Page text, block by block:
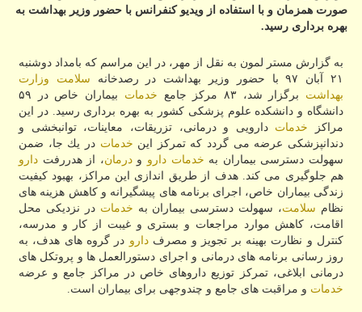
صورت همزمان و با استفاده از ویدیو كنفرانس با حضور وزیر بهداشت به
بهره برداری رسید.
به گزارش مستر لمون به نقل از مهر، در این مراسم كه بامداد دوشنبه
۲۱ آبان ۹۷ با حضور وزیر بهداشت در رصدخانه
سلامت
وزارت
بهداشت برگزار شد، ۸۳ مركز جامع خدمات
بیماران خاص در ۵۹
دانشگاه و دانشكده علوم پزشكی كشور به بهره برداری رسید. در این
مراكز خدمات دارویی و درمانی، تزریقات، معاینات، توانبخشی و
دندانپزشكی عرضه می گردد كه تمركز این خدمات در یك جا، ضمن
سهولت دسترسی بیماران به خدمات دارو ودرمان، از هدررفت دارو
هم جلوگیری می كند. هدف از طریق اندازی این مراكز، بهبود كیفیت
زندگی بیماران خاص، اجرای برنامه های پیشگیرانه و كاهش هزینه های
نظام سلامت، سهولت دسترسی بیماران به خدمات در نزدیكی محل
اقامت، كاهش موارد مراجعات و بستری و غیبت از كار و مدرسه،
كنترل و نظارت بهینه بر تجویز و مصرفدارو در گروه های هدف، به
روز رسانی برنامه های درمانی و اجرای دستورالعمل ها و پروتكل های
درمانی ابلاغی، تمركز توزیع داروهای خاص در مراكز جامع و عرضه
خدمات و مراقبت های جامع و چندوجهی برای بیماران است.